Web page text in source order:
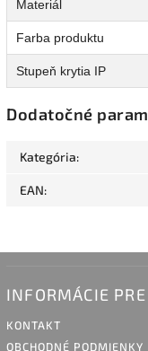
Materiál
Farba produktu
Stupeň krytia IP
Dodatočné
Kategória:
EAN:
INFORMÁCIE
KONTAKT
OBCHODNÉ PODMIENKY